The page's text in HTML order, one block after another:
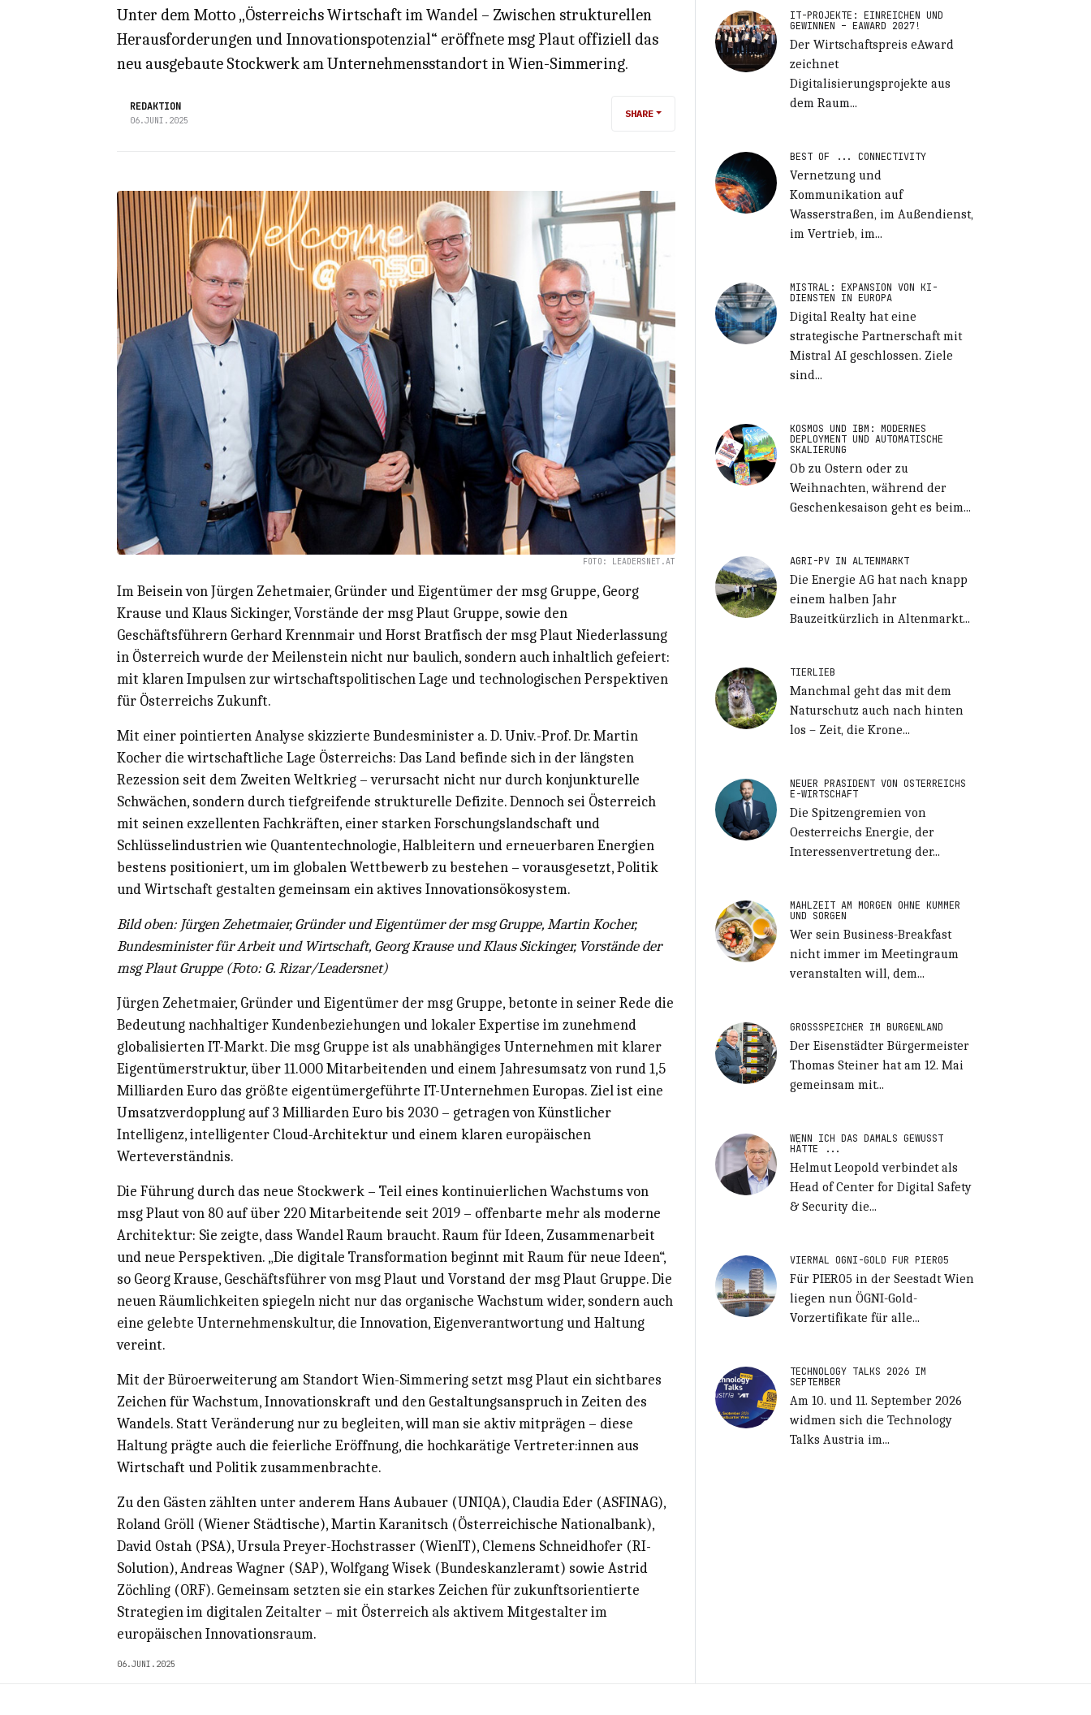
Unter dem Motto „Österreichs Wirtschaft im Wandel – Zwischen strukturellen
Herausforderungen und Innovationspotenzial“ eröffnete msg Plaut offiziell das
neu ausgebaute Stockwerk am Unternehmensstandort in Wien-Simmering.
REDAKTION
06.JUNI.2025
SHARE
FOTO: LEADERSNET.AT
Im Beisein von Jürgen Zehetmaier, Gründer und Eigentümer der msg Gruppe, Georg
Krause und Klaus Sickinger, Vorstände der msg Plaut Gruppe, sowie den
Geschäftsführern Gerhard Krennmair und Horst Bratfisch der msg Plaut Niederlassung
in Österreich wurde der Meilenstein nicht nur baulich, sondern auch inhaltlich gefeiert:
mit klaren Impulsen zur wirtschaftspolitischen Lage und technologischen Perspektiven
für Österreichs Zukunft.
Mit einer pointierten Analyse skizzierte Bundesminister a. D. Univ.-Prof. Dr. Martin
Kocher die wirtschaftliche Lage Österreichs: Das Land befinde sich in der längsten
Rezession seit dem Zweiten Weltkrieg – verursacht nicht nur durch konjunkturelle
Schwächen, sondern durch tiefgreifende strukturelle Defizite. Dennoch sei Österreich
mit seinen exzellenten Fachkräften, einer starken Forschungslandschaft und
Schlüsselindustrien wie Quantentechnologie, Halbleitern und erneuerbaren Energien
bestens positioniert, um im globalen Wettbewerb zu bestehen – vorausgesetzt, Politik
und Wirtschaft gestalten gemeinsam ein aktives Innovationsökosystem.
Bild oben: Jürgen Zehetmaier, Gründer und Eigentümer der msg Gruppe, Martin Kocher,
Bundesminister für Arbeit und Wirtschaft, Georg Krause und Klaus Sickinger, Vorstände der
msg Plaut Gruppe (Foto: G. Rizar/Leadersnet)
Jürgen Zehetmaier, Gründer und Eigentümer der msg Gruppe, betonte in seiner Rede die
Bedeutung nachhaltiger Kundenbeziehungen und lokaler Expertise im zunehmend
globalisierten IT-Markt. Die msg Gruppe ist als unabhängiges Unternehmen mit klarer
Eigentümerstruktur, über 11.000 Mitarbeitenden und einem Jahresumsatz von rund 1,5
Milliarden Euro das größte eigentümergeführte IT-Unternehmen Europas. Ziel ist eine
Umsatzverdopplung auf 3 Milliarden Euro bis 2030 – getragen von Künstlicher
Intelligenz, intelligenter Cloud-Architektur und einem klaren europäischen
Werteverständnis.
Die Führung durch das neue Stockwerk – Teil eines kontinuierlichen Wachstums von
msg Plaut von 80 auf über 220 Mitarbeitende seit 2019 – offenbarte mehr als moderne
Architektur: Sie zeigte, dass Wandel Raum braucht. Raum für Ideen, Zusammenarbeit
und neue Perspektiven. „Die digitale Transformation beginnt mit Raum für neue Ideen“,
so Georg Krause, Geschäftsführer von msg Plaut und Vorstand der msg Plaut Gruppe. Die
neuen Räumlichkeiten spiegeln nicht nur das organische Wachstum wider, sondern auch
eine gelebte Unternehmenskultur, die Innovation, Eigenverantwortung und Haltung
vereint.
Mit der Büroerweiterung am Standort Wien-Simmering setzt msg Plaut ein sichtbares
Zeichen für Wachstum, Innovationskraft und den Gestaltungsanspruch in Zeiten des
Wandels. Statt Veränderung nur zu begleiten, will man sie aktiv mitprägen – diese
Haltung prägte auch die feierliche Eröffnung, die hochkarätige Vertreter:innen aus
Wirtschaft und Politik zusammenbrachte.
Zu den Gästen zählten unter anderem Hans Aubauer (UNIQA), Claudia Eder (ASFINAG),
Roland Gröll (Wiener Städtische), Martin Karanitsch (Österreichische Nationalbank),
David Ostah (PSA), Ursula Preyer-Hochstrasser (WienIT), Clemens Schneidhofer (RI-
Solution), Andreas Wagner (SAP), Wolfgang Wisek (Bundeskanzleramt) sowie Astrid
Zöchling (ORF). Gemeinsam setzten sie ein starkes Zeichen für zukunftsorientierte
Strategien im digitalen Zeitalter – mit Österreich als aktivem Mitgestalter im
europäischen Innovationsraum.
06.JUNI.2025
IT-PROJEKTE: EINREICHEN UND
GEWINNEN – EAWARD 2027!
Der Wirtschaftspreis eAward
zeichnet
Digitalisierungsprojekte aus
dem Raum...
BEST OF ... CONNECTIVITY
Vernetzung und
Kommunikation auf
Wasserstraßen, im Außendienst,
im Vertrieb, im...
MISTRAL: EXPANSION VON KI-
DIENSTEN IN EUROPA
Digital Realty hat eine
strategische Partnerschaft mit
Mistral AI geschlossen. Ziele
sind...
KOSMOS UND IBM: MODERNES
DEPLOYMENT UND AUTOMATISCHE
SKALIERUNG
Ob zu Ostern oder zu
Weihnachten, während der
Geschenkesaison geht es beim...
AGRI-PV IN ALTENMARKT
Die Energie AG hat nach knapp
einem halben Jahr
Bauzeitkürzlich in Altenmarkt...
TIERLIEB
Manchmal geht das mit dem
Naturschutz auch nach hinten
los – Zeit, die Krone...
NEUER PRÄSIDENT VON ÖSTERREICHS
E-WIRTSCHAFT
Die Spitzengremien von
Oesterreichs Energie, der
Interessenvertretung der...
MAHLZEIT AM MORGEN OHNE KUMMER
UND SORGEN
Wer sein Business-Breakfast
nicht immer im Meetingraum
veranstalten will, dem...
GROSSSPEICHER IM BURGENLAND
Der Eisenstädter Bürgermeister
Thomas Steiner hat am 12. Mai
gemeinsam mit...
WENN ICH DAS DAMALS GEWUSST
HÄTTE ...
Helmut Leopold verbindet als
Head of Center for Digital Safety
& Security die...
VIERMAL ÖGNI-GOLD FÜR PIER05
Für PIER05 in der Seestadt Wien
liegen nun ÖGNI-Gold-
Vorzertifikate für alle...
TECHNOLOGY TALKS 2026 IM
SEPTEMBER
Am 10. und 11. September 2026
widmen sich die Technology
Talks Austria im...